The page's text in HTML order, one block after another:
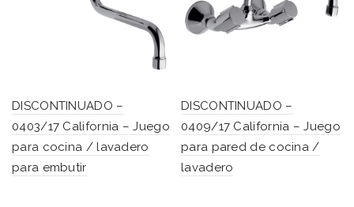
DISCONTINUADO –
0403/17 California – Juego
para cocina / lavadero
para embutir
DISCONTINUADO –
0409/17 California – Juego
para pared de cocina /
lavadero